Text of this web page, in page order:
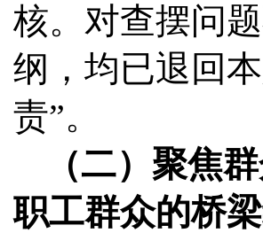
核。对查摆问
纲，均已退回
责”。
（二）聚焦
职工群众的桥